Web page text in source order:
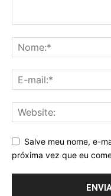
Salve meu nome, e-
próxima vez que eu